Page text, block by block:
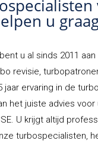
u
bent u al sinds 2011
revisie,
jaar ervaring in de
het juiste advies voor
U krijgt altijd
turbospecialisten,